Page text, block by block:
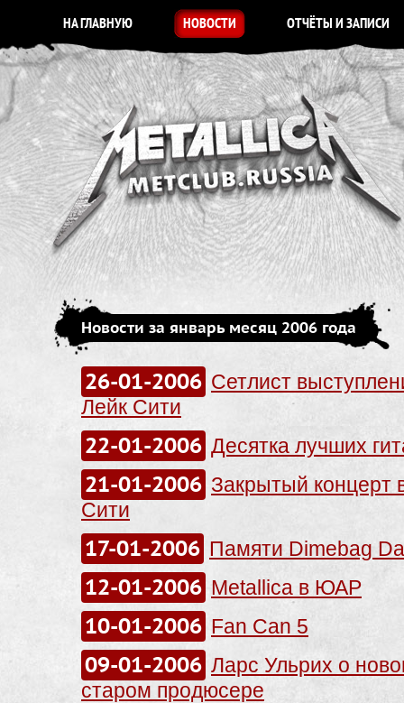
НА ГЛАВНУЮ НОВОСТИ ОТЧЁТЫ И ЗАПИСИ
Новости за январь месяц 2006 года
26-01-2006 Сетлист
Лейк Сити
22-01-2006 Десятка лучших
21-01-2006 Закрытый концерт
Сити
17-01-2006 Памяти Dimebag
12-01-2006 Metallica в ЮАР
10-01-2006 Fan Can 5
09-01-2006 Ларс Ульрих о
старом продюсере